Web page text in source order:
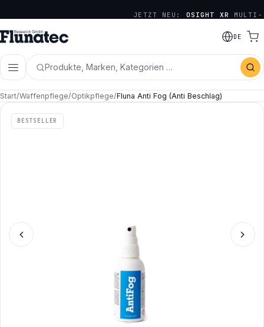
JETZT NEU: OSIGHT XR MULTI-
RETICLE SERIE DE
Produkte, Marken, Kategorien …
Start/Waffenpflege/Optikpflege/Fluna Anti Fog (Anti Beschlag)
BESTSELLER